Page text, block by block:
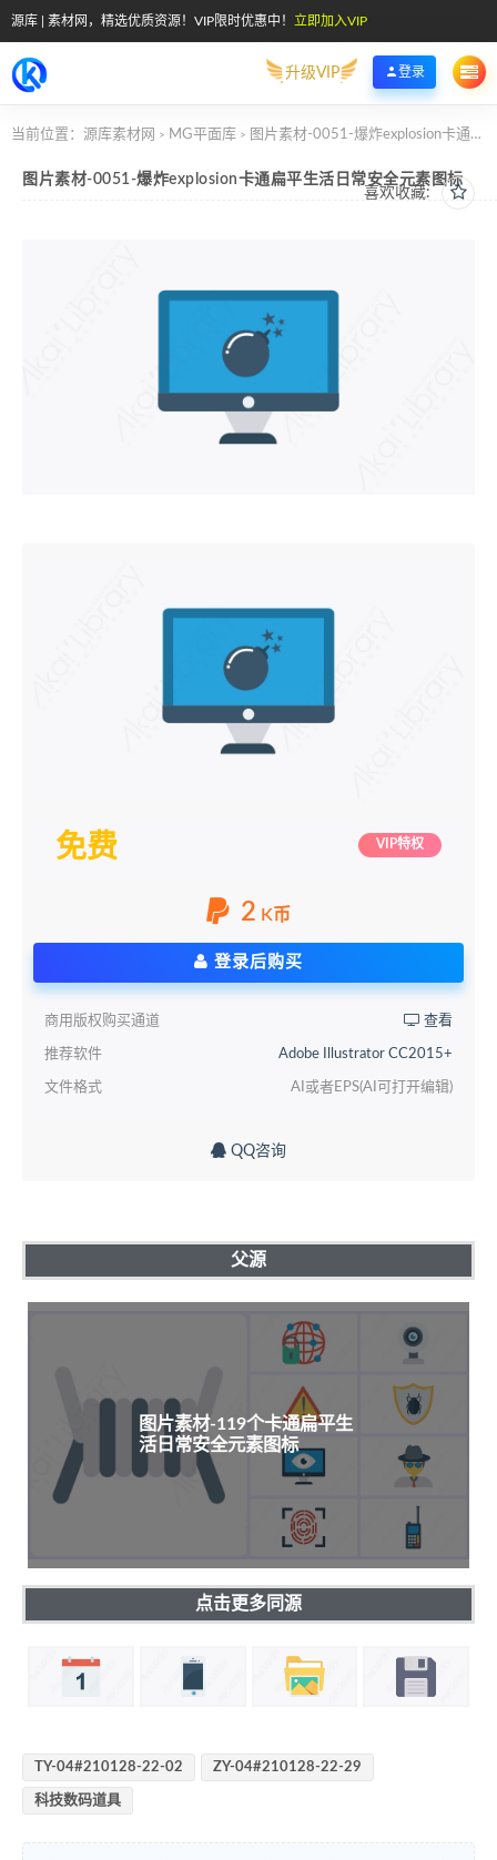
源库 | 素材网，精选优质资源！VIP限时优惠中！ 立即加入VIP
升级VIP 登录
当前位置： 源库素材网 > MG平面库 > 图片素材-0051-爆炸explosion卡通扁平生活日常安全元素图标
喜欢收藏:
图片素材-0051-爆炸explosion卡通扁平生活日常安全元素图标
免费 VIP特权
2 K币
登录后购买
商用版权购买通道 查看
推荐软件 Adobe Illustrator CC2015+
文件格式 AI或者EPS(AI可打开编辑)
QQ咨询
父源
图片素材-119个卡通扁平生
活日常安全元素图标
点击更多同源
TY-04#210128-22-02 ZY-04#210128-22-29
科技数码道具